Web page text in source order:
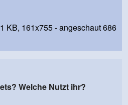
KB, 161x755 - angeschaut 686
Welche Nutzt ihr?